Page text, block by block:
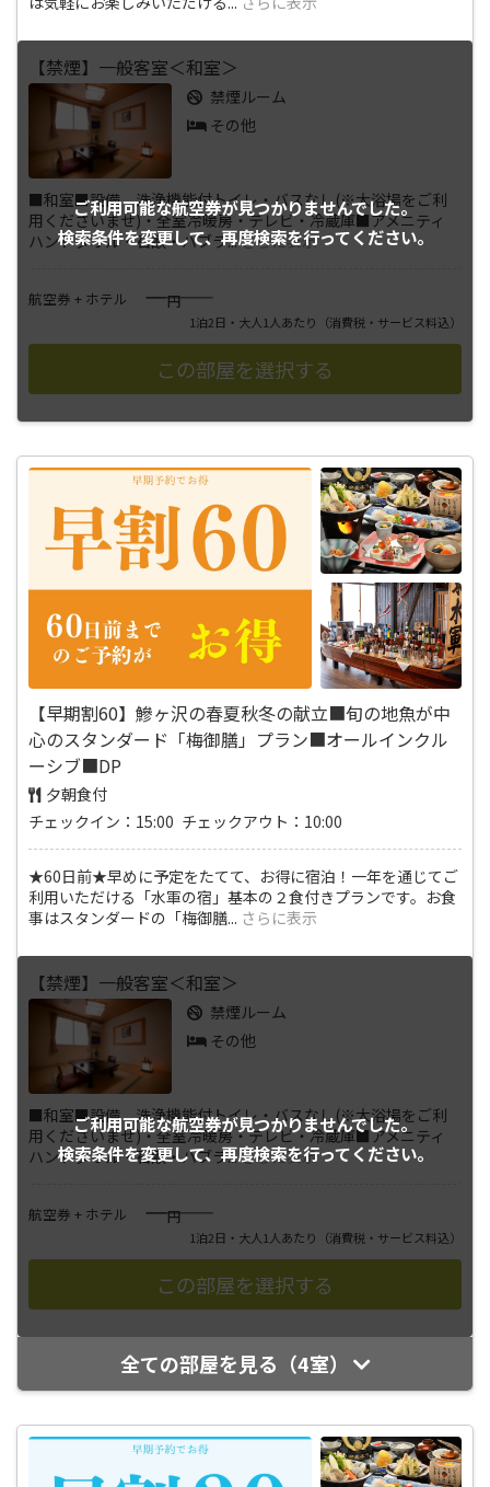
ご利用可能な航空券が見つかりませんでした。
検索条件を変更して、再度検索を行ってください。
【禁煙】一般客室＜和室＞
禁煙ルーム
その他
■和室■設備 洗浄機能付トイレ・バスなし(※大浴場をご利
用くださいませ)・全室冷暖房・テレビ・冷蔵庫■アメニティ
ハンドタオル・石鹸・ハブラ...さらに表示
航空券 + ホテル ――――円
1泊2日・大人1人あたり （消費税・サービス料込）
【早期割60】鰺ヶ沢の春夏秋冬の献立■旬の地魚が中
心のスタンダード「梅御膳」プラン■オールインクル
ーシブ■DP
夕朝食付
チェックイン：15:00 チェックアウト：10:00
★60日前★早めに予定をたてて、お得に宿泊！一年を通じてご
利用いただける「水軍の宿」基本の２食付きプランです。お食
事はスタンダードの「梅御膳... さらに表示
ご利用可能な航空券が見つかりませんでした。
検索条件を変更して、再度検索を行ってください。
【禁煙】一般客室＜和室＞
禁煙ルーム
その他
■和室■設備 洗浄機能付トイレ・バスなし(※大浴場をご利
用くださいませ)・全室冷暖房・テレビ・冷蔵庫■アメニティ
ハンドタオル・石鹸・ハブラ...さらに表示
航空券 + ホテル ――――円
1泊2日・大人1人あたり （消費税・サービス料込）
全ての部屋を見る（4室）